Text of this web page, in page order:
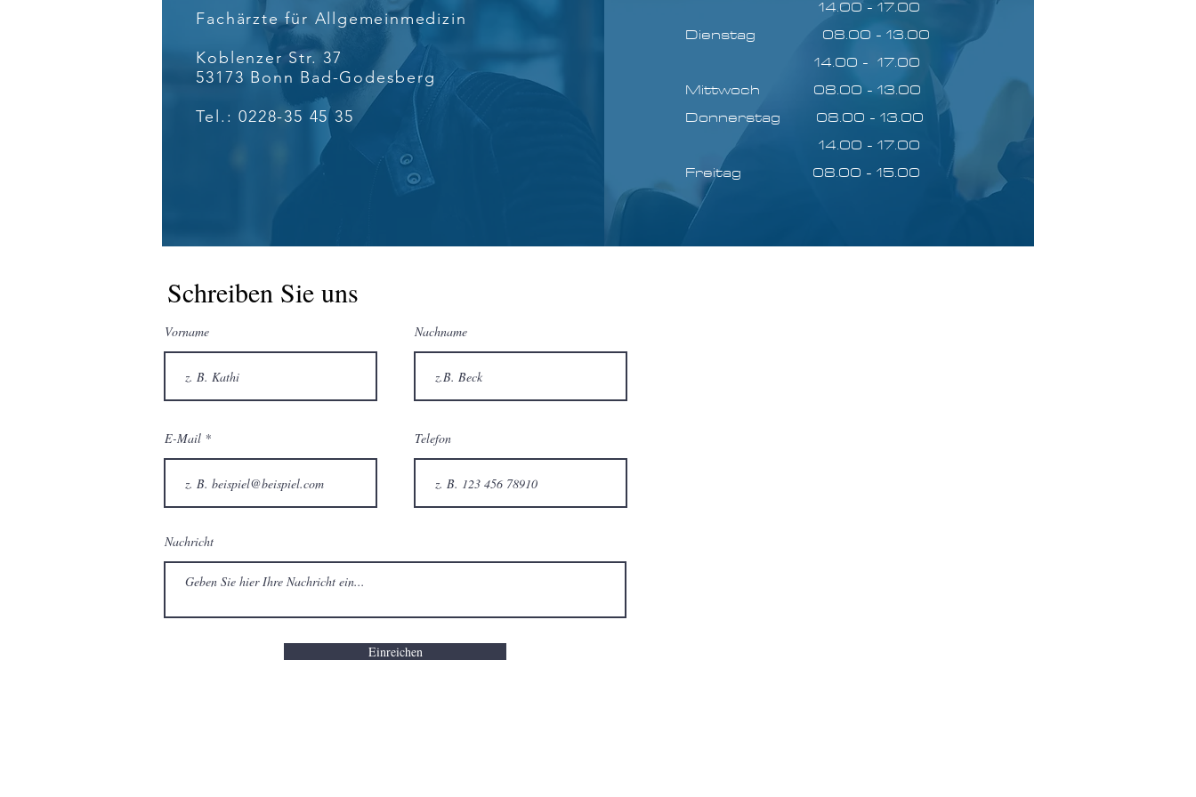
Fachärzte für Allgemeinmedizin
Koblenzer Str. 37
53173 Bonn Bad-Godesberg
Tel.: 0228-35 45 35
14.00 - 17.00
Dienstag 08.00 - 13.00
14.00 - 17.00
Mittwoch 08.00 - 13.00
Donnerstag 08.00 - 13.00
14.00 - 17.00
Freitag 08.00 - 15.00
Schreiben Sie uns
Vorname Nachname
E-Mail Telefon
Nachricht
Einreichen